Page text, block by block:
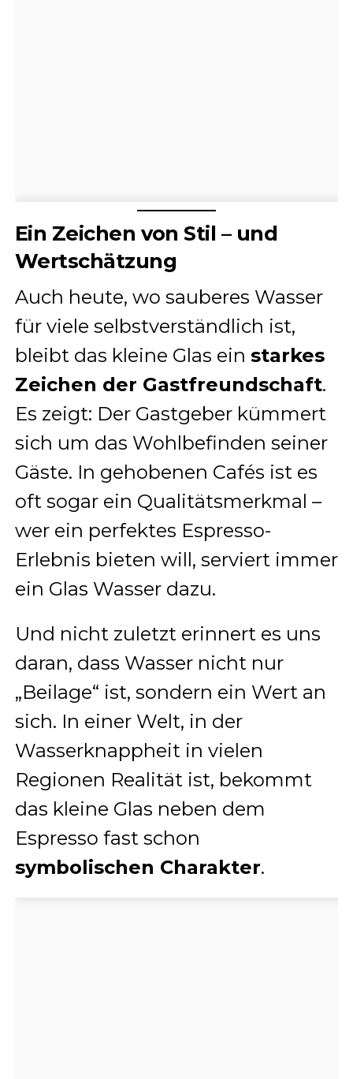
Ein Zeichen von Stil – und
Wertschätzung
Auch heute, wo sauberes Wasser
für viele selbstverständlich ist,
bleibt das kleine Glas ein starkes
Zeichen der Gastfreundschaft.
Es zeigt: Der Gastgeber kümmert
sich um das Wohlbefinden seiner
Gäste. In gehobenen Cafés ist es
oft sogar ein Qualitätsmerkmal –
wer ein perfektes Espresso-
Erlebnis bieten will, serviert immer
ein Glas Wasser dazu.
Und nicht zuletzt erinnert es uns
daran, dass Wasser nicht nur
„Beilage“ ist, sondern ein Wert an
sich. In einer Welt, in der
Wasserknappheit in vielen
Regionen Realität ist, bekommt
das kleine Glas neben dem
Espresso fast schon
symbolischen Charakter.